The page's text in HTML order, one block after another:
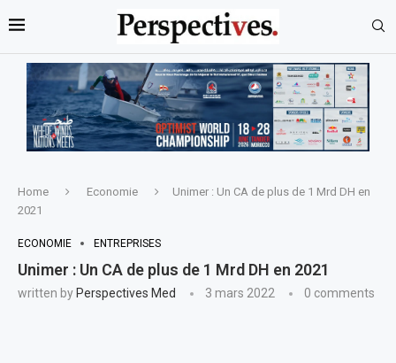
Home Economie
Unimer : Un CA de plus de 1 Mrd DH en
2021
ECONOMIE ENTREPRISES
Unimer : Un CA de plus de 1 Mrd DH en 2021
written by Perspectives Med 3 mars 2022 0 comments